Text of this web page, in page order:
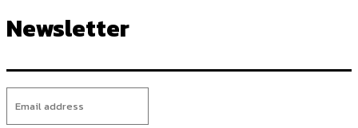
Newsletter